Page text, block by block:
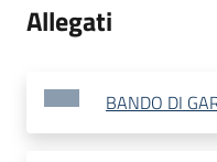
Allegati
BANDO DI